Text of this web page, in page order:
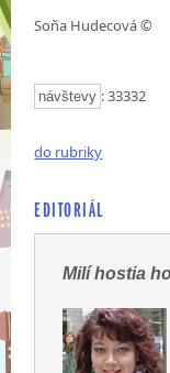
Soňa Hudecová ©
návštevy : 33332
do rubriky
EDITORIÁL
Milí hostia